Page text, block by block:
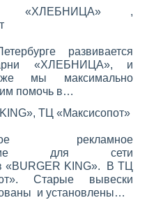
«ХЛЕБНИЦА» ,
развивается
«ХЛЕБНИЦА», и
мы максимально
помочь в…
ТЦ «Максисопот»
рекламное
для сети
«BURGER KING». В ТЦ
Старые вывески
и установлены…